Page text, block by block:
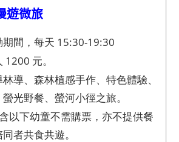
遊微旅
期間，每天 15:30-19:30
1200 元。
導、森林植感手作、特色體驗、
光野餐、螢河小徑之旅。
以下幼童不需購票，亦不提供餐
者共食共遊。